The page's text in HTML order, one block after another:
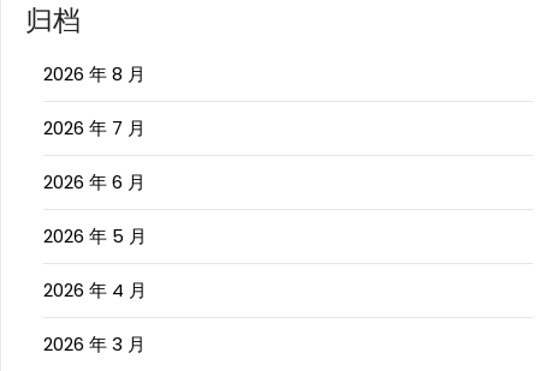
归档
2026 年 8 月
2026 年 7 月
2026 年 6 月
2026 年 5 月
2026 年 4 月
2026 年 3 月